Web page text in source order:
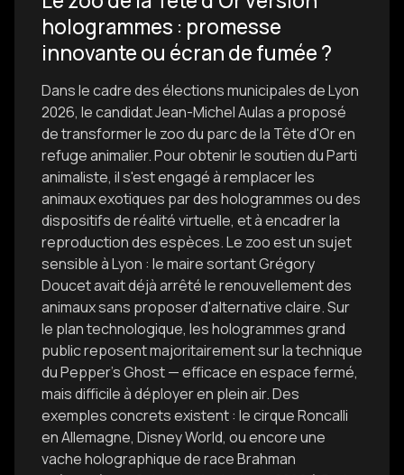
hologrammes : promesse
innovante ou écran de fumée ?
Dans le cadre des élections municipales de Lyon
2026, le candidat Jean-Michel Aulas a proposé
de transformer le zoo du parc de la Tête d'Or en
refuge animalier. Pour obtenir le soutien du Parti
animaliste, il s'est engagé à remplacer les
animaux exotiques par des hologrammes ou des
dispositifs de réalité virtuelle, et à encadrer la
reproduction des espèces. Le zoo est un sujet
sensible à Lyon : le maire sortant Grégory
Doucet avait déjà arrêté le renouvellement des
animaux sans proposer d'alternative claire. Sur
le plan technologique, les hologrammes grand
public reposent majoritairement sur la technique
du Pepper's Ghost — efficace en espace fermé,
mais difficile à déployer en plein air. Des
exemples concrets existent : le cirque Roncalli
en Allemagne, Disney World, ou encore une
vache holographique de race Brahman